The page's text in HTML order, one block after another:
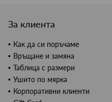
За клиента
Как да си поръчаме
Връщане и замяна
Таблица с размери
Ушито по мярка
Корпоративни клиенти